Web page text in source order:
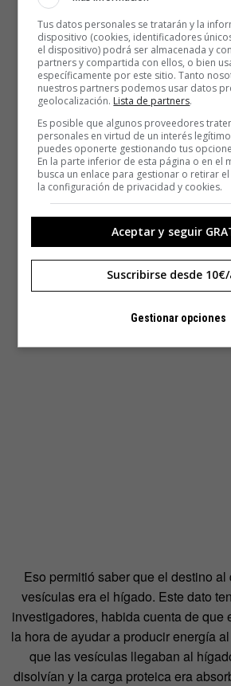
Eso permitió saber que el destino
vesículas era el hígado. Este dato
investigadores, habida cuenta de que
la hora de ayudar a producir energía
que las vesículas llegaban al
disolvían y la carga proteica era
Tus datos personales se tratarán y la
dispositivo (cookies, identificadores
el dispositivo) podrá ser almacenada y
partners y compartida con ellos, o bien
específicamente por este sitio. Tanto
nuestros partners podemos usar datos
geolocalización. Lista de partners.
Es posible que algunos proveedores
personales en virtud de un interés
puedes oponerte gestionando tus
En la parte inferior de esta página o en el
busca un enlace para gestionar o retirar
la configuración de privacidad y cookies.
Aceptar y seguir
Suscribirse desde
Gestionar opciones